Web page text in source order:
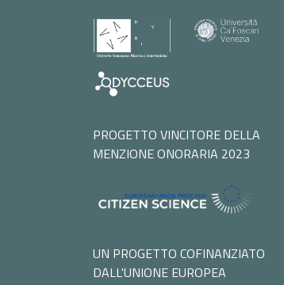
PROGETTO VINCITORE DELLA
MENZIONE ONORARIA 2023
UN PROGETTO COFINANZIATO
DALL'UNIONE EUROPEA